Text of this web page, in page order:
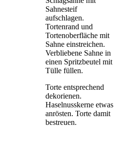
Sahnesteif
aufschlagen.
Tortenrand und
Tortenoberfläche mit
Sahne einstreichen.
Verbliebene Sahne in
einen Spritzbeutel mit
Tülle füllen.
Torte entsprechend
dekorienen.
Haselnusskerne etwas
anrösten. Torte damit
bestreuen.